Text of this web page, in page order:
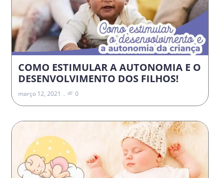
COMO ESTIMULAR A AUTONOMIA E O
DESENVOLVIMENTO DOS FILHOS!
março 12, 2021 0